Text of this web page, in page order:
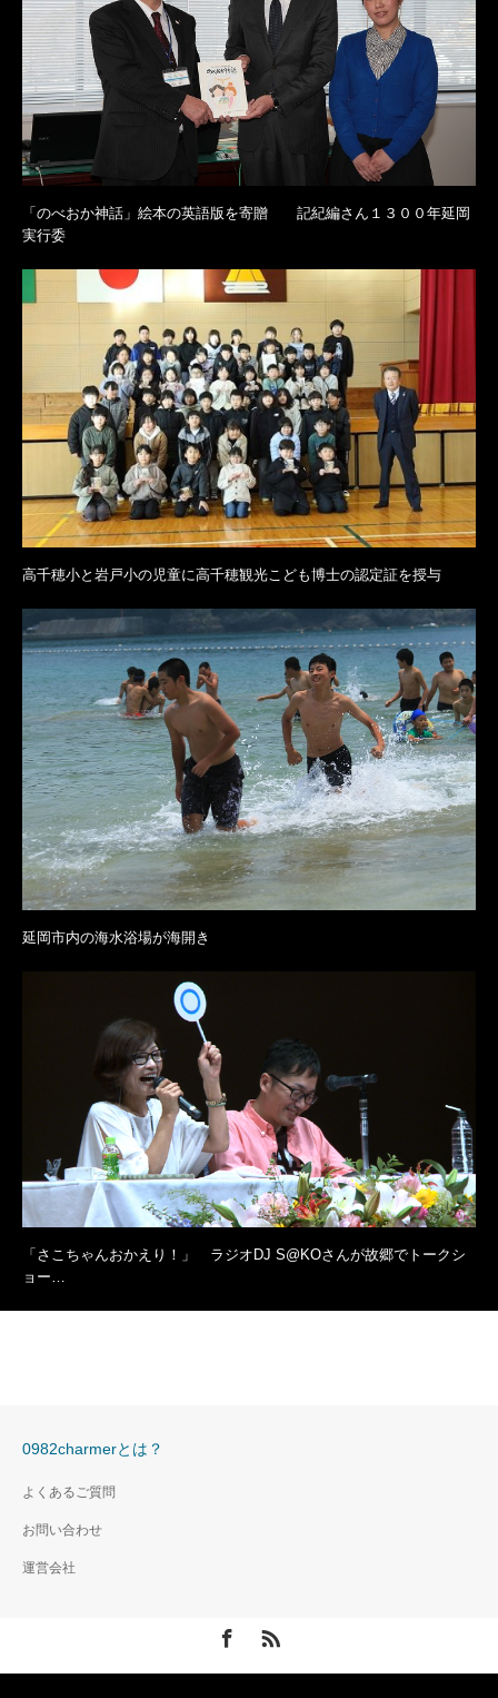
「のべおか神話」絵本の英語版を寄贈 記紀編さん１３００年延岡
実行委
高千穂小と岩戸小の児童に高千穂観光こども博士の認定証を授与
延岡市内の海水浴場が海開き
「さこちゃんおかえり！」 ラジオDJ S@KOさんが故郷でトークシ
ョー…
0982charmerとは？
よくあるご質問
お問い合わせ
運営会社